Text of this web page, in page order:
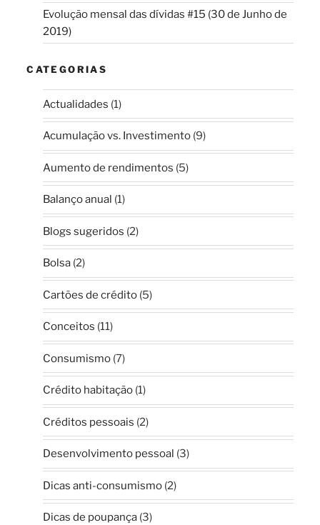
Evolução mensal das dívidas #15 (30 de Junho de
2019)
CATEGORIAS
Actualidades (1)
Acumulação vs. Investimento(9)
Aumento de rendimentos (5)
Balanço anual (1)
Blogs sugeridos (2)
Bolsa(2)
Cartões de crédito(5)
Conceitos (11)
Consumismo(7)
Crédito habitação(1)
Créditos pessoais (2)
Desenvolvimento pessoal (3)
Dicas anti-consumismo(2)
Dicas de poupança(3)